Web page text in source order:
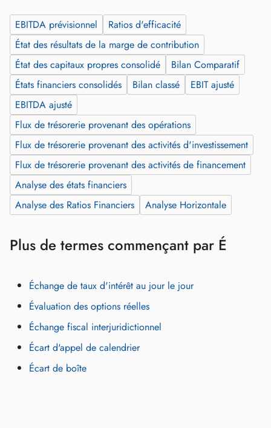
EBITDA prévisionnel
Ratios d'efficacité
État des résultats de la marge de contribution
État des capitaux propres consolidé
Bilan Comparatif
États financiers consolidés
Bilan classé
EBIT ajusté
EBITDA ajusté
Flux de trésorerie provenant des opérations
Flux de trésorerie provenant des activités d'investissement
Flux de trésorerie provenant des activités de financement
Analyse des états financiers
Analyse des Ratios Financiers
Analyse Horizontale
Plus de termes commençant par É
Échange de taux d'intérêt au jour le jour
Évaluation des options réelles
Échange fiscal interjuridictionnel
Écart d'appel de calendrier
Écart de boîte